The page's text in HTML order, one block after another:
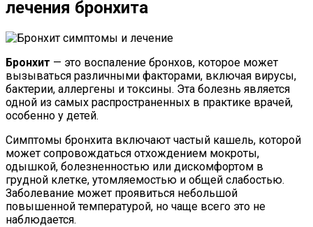
лечения бронхита
Бронхит — это воспаление бронхов, которое может
вызываться различными факторами, включая вирусы,
бактерии, аллергены и токсины. Эта болезнь является
одной из самых распространенных в практике врачей,
особенно у детей.
Симптомы бронхита включают частый кашель, которой
может сопровождаться отхождением мокроты,
одышкой, болезненностью или дискомфортом в
грудной клетке, утомляемостью и общей слабостью.
Заболевание может проявиться небольшой
повышенной температурой, но чаще всего это не
наблюдается.